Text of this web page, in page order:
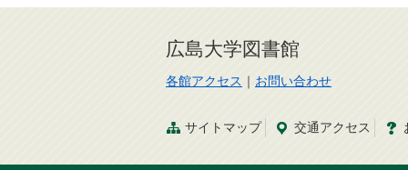
広島大学図書館
各館アクセス ｜ お問い合わせ
サイトマップ 交通アクセス